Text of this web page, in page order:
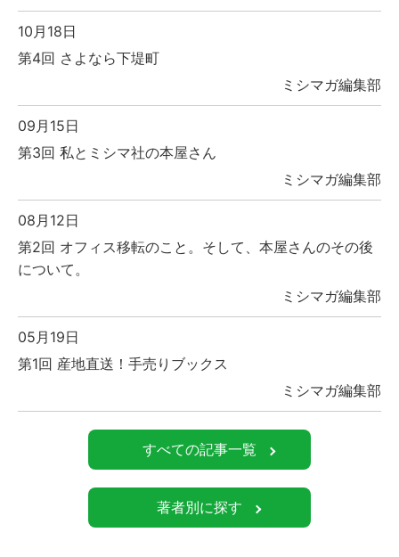
10月18日
第4回 さよなら下堤町
ミシマガ編集部
09月15日
第3回 私とミシマ社の本屋さん
ミシマガ編集部
08月12日
第2回 オフィス移転のこと。そして、本屋さんのその後
について。
ミシマガ編集部
05月19日
第1回 産地直送！手売りブックス
ミシマガ編集部
すべての記事一覧
著者別に探す